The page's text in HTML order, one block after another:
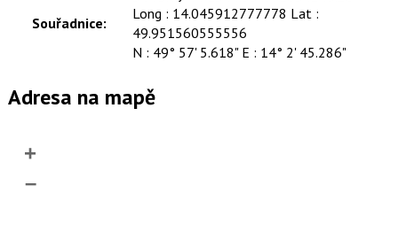
Souřadnice:
Long : 14.045912777778 Lat :
49.951560555556
N : 49° 57' 5.618" E : 14° 2' 45.286"
Adresa na mapě
+
–